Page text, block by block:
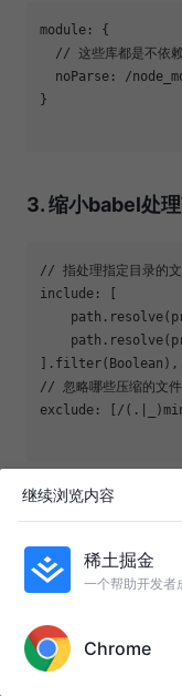
module : {
// 这些库都是不依
  noParse:
/
}
3. 缩小babel处
// 指处理指定目录的
include: [
].filter( Boolean
// 忽略哪些压缩的文件
exclude: [ /
我们在使用lodash
打入最终的bundle
895
继续浏览内容
稀土掘金
一个帮助开发者
Chrome